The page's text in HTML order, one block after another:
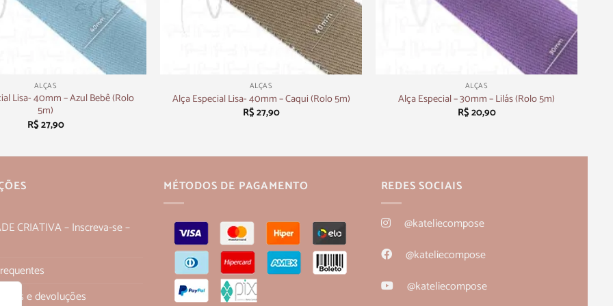
ALÇAS
Lisa- 40mm – Azul Bebê (Rolo
5m)
R$27,90
ALÇAS
Alça Especial Lisa- 40mm – Caqui (Rolo 5m)
R$27,90
ALÇAS
Alça Especial – 30mm – Lilás (Rolo 5m)
R$20,90
CRIATIVA – Inscreva-se –
e devoluções
MÉTODOS DE PAGAMENTO REDES SOCIAIS
@kateliecompose
@kateliecompose
@kateliecompose